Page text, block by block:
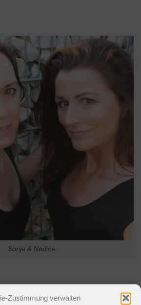
Zustimmung verwalten
Sonja & Nadine
TerraVeggia ins Leben gerufen